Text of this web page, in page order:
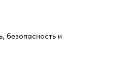
безопасность и